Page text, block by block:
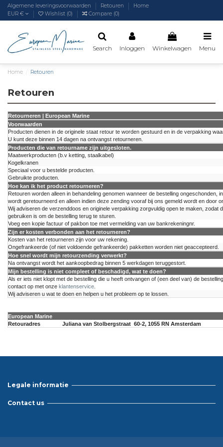
Algemene leveringsvoorwaarden Retouren
Home
EUR €
Wishlist (0) Compare (0)
Search Inloggen Winkelwagen Menu
Home Retouren
Retouren
Retourneren | European Marine
Voorwaarden
Producten dienen in de originele staat retour te worden gestuurd en in de verpakking
U kunt deze binnen 14 dagen na ontvangst retourneren.
Producten die van retourname zijn uitgesloten.
Maatwerkproducten (b.v ketting, staalkabel)
Kogelkranen
Speciaal voor u bestelde producten.
Gebruikte producten.
Hoe kan ik het product retourneren?
Retouren worden alleen in behandeling genomen wanneer de bestelling ongeschonden,
wordt geretourneerd en alleen indien deze zending vooraf bij ons gemeld wordt en door
Wij adviseren de verzenddoos en originele verpakking zorgvuldig open te maken, zodat
gebruiken is om de bestelling terug te sturen.
Voeg een kopie factuur of pakbon toe met vermelding van uw bankrekeningnr.
Zijn er kosten verbonden aan het retourneren?
Kosten van het retourneren zijn voor uw rekening.
Ongefrankeerde (of niet voldoende gefrankeerde) pakketten worden niet geaccepteerd.
Hoe snel wordt mijn retourzending verwerkt?
Na ontvangst wordt het aankoopbedrag binnen 5 werkdagen teruggestort.
Mijn bestelling is niet compleet of beschadigd, wat te doen?
Als er iets niet klopt met de bestelling die u heeft ontvangen of (een deel van) de
contact op met onze klantenservice
Wij adviseren u wat te doen en helpen u het probleem op te lossen.
European Marine
Retouradres
Juliana van Stolbergstraat 60-2, 1055 RN Amsterdam
Legale informatie
Contact us